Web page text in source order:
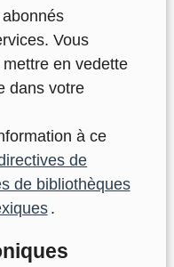
Vous
en vedette
dans votre
à ce
de
de bibliothèques
.